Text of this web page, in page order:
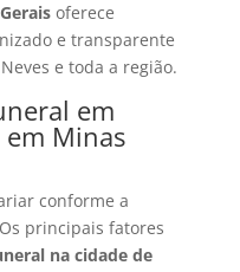
oferece
e transparente
e toda a região.
em
Minas
conforme a
principais fatores
na cidade de